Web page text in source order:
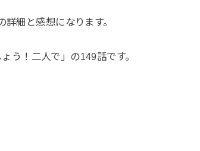
細と感想になります。
う！二人で」の149話です。